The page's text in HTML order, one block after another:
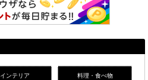
インテリア 料理・食べ物